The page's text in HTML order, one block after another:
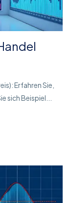
Erfahren Sie,
sich Beispiel...